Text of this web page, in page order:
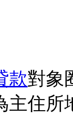
款對象
主住所